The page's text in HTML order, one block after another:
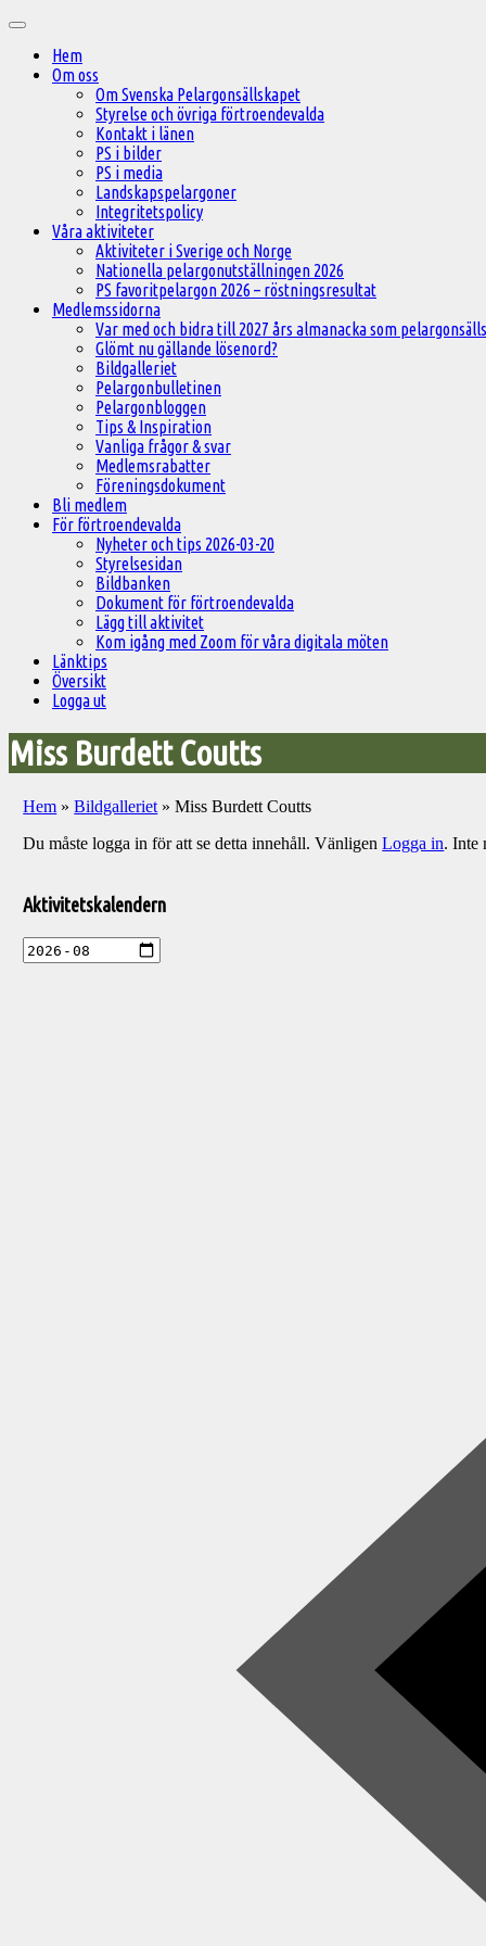
innehåll
Huvudmeny
Hem
Om oss
Om Svenska Pelargonsällskapet
Styrelse och övriga förtroendevalda
Kontakt i länen
PS i bilder
PS i media
Landskapspelargoner
Integritetspolicy
Våra aktiviteter
Aktiviteter i Sverige och Norge
Nationella pelargonutställningen 2026
PS favoritpelargon 2026 – röstningsresultat
Medlemssidorna
Var med och bidra till 2027 års almanacka som
Glömt nu gällande lösenord?
Bildgalleriet
Pelargonbulletinen
Pelargonbloggen
Tips & Inspiration
Vanliga frågor & svar
Medlemsrabatter
Föreningsdokument
Bli medlem
För förtroendevalda
Nyheter och tips 2026-03-20
Styrelsesidan
Bildbanken
Dokument för förtroendevalda
Lägg till aktivitet
Kom igång med Zoom för våra digitala möten
Länktips
Översikt
Logga ut
Miss Burdett Coutts
Hem »Bildgalleriet »Miss Burdett Coutts
Du måste logga in för att se detta innehåll. VänligenLogga in. Inte
till
aktiviteter
Aktivitetskalendern